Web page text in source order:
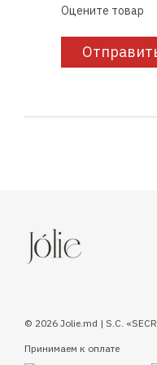
Оцените товар
© 2026 Jolie.md | S.C.
Принимаем к оплате